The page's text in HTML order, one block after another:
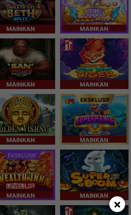
×
MAINKAN MAINKAN
MAINKAN MAINKAN
MAINKAN
EKSKLUSIF
MAINKAN
EKSKLUSIF
MAINKAN MAINKAN